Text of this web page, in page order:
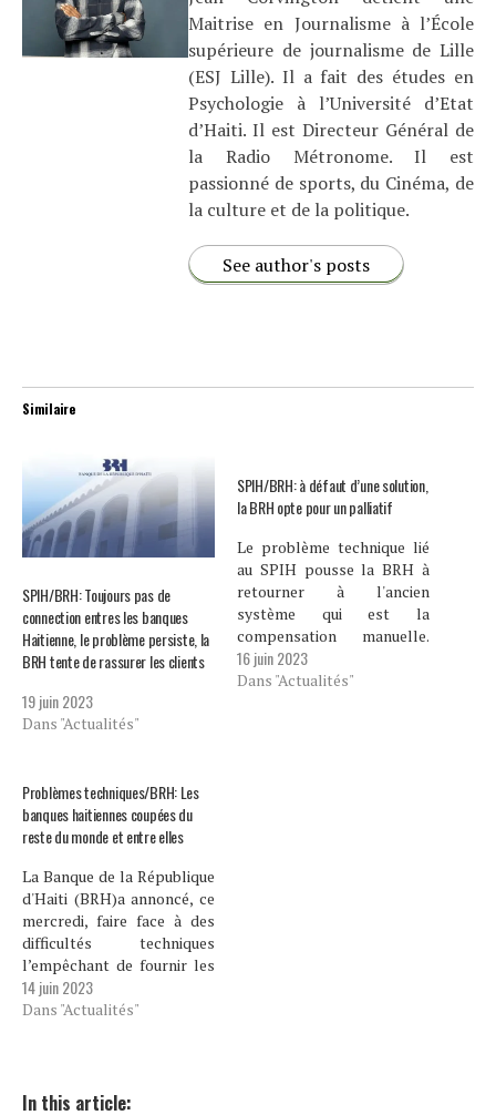
Maitrise en Journalisme à l’École
supérieure de journalisme de Lille
(ESJ Lille). Il a fait des études en
Psychologie à l’Université d’Etat
d’Haiti. Il est Directeur Général de
la Radio Métronome. Il est
passionné de sports, du Cinéma, de
la culture et de la politique.
See author's posts
Similaire
SPIH/BRH: Toujours pas de
connection entres les banques
Haitienne, le problème persiste, la
BRH tente de rassurer les clients
19 juin 2023
Dans "Actualités"
SPIH/BRH: à défaut d’une solution,
la BRH opte pour un palliatif
Le problème technique lié
au SPIH pousse la BRH à
retourner à l'ancien
système qui est la
compensation manuelle.
Selon nos infos, à partir de
ce vendredi 16 juin jusqu'à
16 juin 2023
Dans "Actualités"
Problèmes techniques/BRH: Les
banques haitiennes coupées du
reste du monde et entre elles
La Banque de la République
d'Haiti (BRH)a annoncé, ce
mercredi, faire face à des
difficultés techniques
l’empêchant de fournir les
services liés au SPIH et au
Pronap. Sans préciser dans
savoir que les services de
14 juin 2023
Dans "Actualités"
In this article: